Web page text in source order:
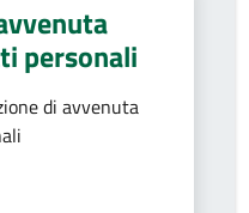
personali
di avvenuta